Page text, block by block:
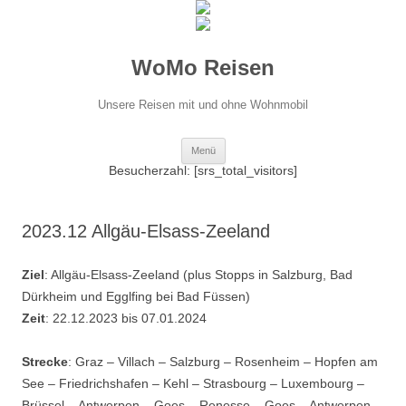
WoMo Reisen
Unsere Reisen mit und ohne Wohnmobil
Menü
springen
Besucherzahl: [srs_total_visitors]
2023.12 Allgäu-Elsass-Zeeland
Ziel: Allgäu-Elsass-Zeeland (plus Stopps in Salzburg, Bad
Dürkheim und Egglfing bei Bad Füssen)
Zeit: 22.12.2023 bis 07.01.2024
Strecke: Graz – Villach – Salzburg – Rosenheim – Hopfen am
See – Friedrichshafen – Kehl – Strasbourg – Luxembourg –